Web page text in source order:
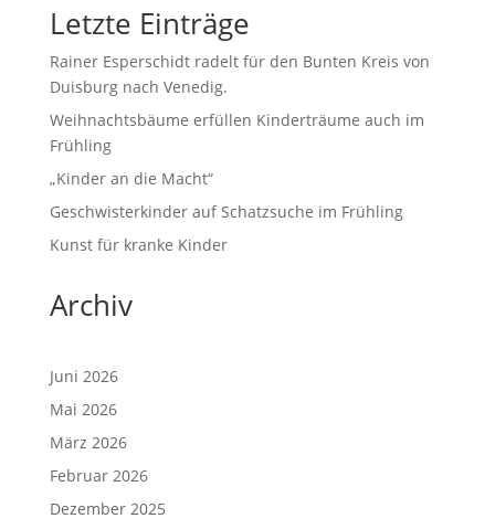
Letzte Einträge
Rainer Esperschidt radelt für den Bunten Kreis von
Duisburg nach Venedig.
Weihnachtsbäume erfüllen Kinderträume auch im
Frühling
„Kinder an die Macht“
Geschwisterkinder auf Schatzsuche im Frühling
Kunst für kranke Kinder
Archiv
Juni 2026
Mai 2026
März 2026
Februar 2026
Dezember 2025